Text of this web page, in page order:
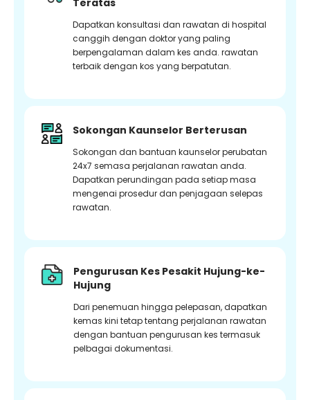
Teratas
Dapatkan konsultasi dan rawatan di hospital
canggih dengan doktor yang paling
berpengalaman dalam kes anda. rawatan
terbaik dengan kos yang berpatutan.
Sokongan Kaunselor Berterusan
Sokongan dan bantuan kaunselor perubatan
24x7 semasa perjalanan rawatan anda.
Dapatkan perundingan pada setiap masa
mengenai prosedur dan penjagaan selepas
rawatan.
Pengurusan Kes Pesakit Hujung-ke-
Hujung
Dari penemuan hingga pelepasan, dapatkan
kemas kini tetap tentang perjalanan rawatan
dengan bantuan pengurusan kes termasuk
pelbagai dokumentasi.